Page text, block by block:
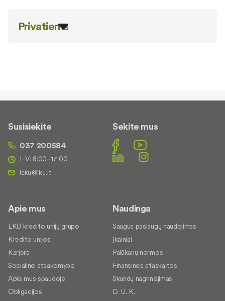
Privatiems
Susisiekite
037 200584
I–V: 8:00–17:00
Sekite mus
Apie mus
LKU kredito unijų grupė
Kredito unijos
Karjera
Socialinė atsakomybė
Apie mus spaudoje
Obligacijos
Naudinga
Saugus paslaugų naudojimas
Įkainiai
Palūkanų normos
Finansinės ataskaitos
Skundų nagrinėjimas
D. U. K.